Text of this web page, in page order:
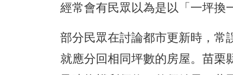
經常會有民眾以為是以「一坪換
部分民眾在討論都市更新時，常
就應分回相同坪數的房屋。苗栗